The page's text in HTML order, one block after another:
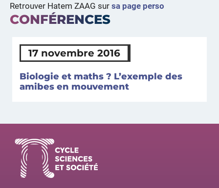
Retrouver Hatem ZAAG sur sa page perso
CONFÉRENCES
17 novembre 2016
Biologie et maths ? L’exemple des
amibes en mouvement